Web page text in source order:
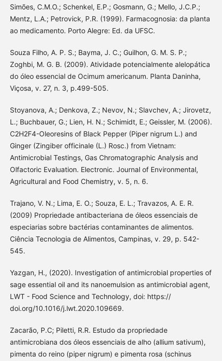
Simões, C.M.O.; Schenkel, E.P.; Gosmann, G.; Mello, J.C.P.;
Mentz, L.A.; Petrovick, P.R. (1999). Farmacognosia: da planta
ao medicamento. Porto Alegre: Ed. da UFSC.
Souza Filho, A. P. S.; Bayma, J. C.; Guilhon, G. M. S. P.;
Zoghbi, M. G. B. (2009). Atividade potencialmente alelopática
do óleo essencial de Ocimum americanum. Planta Daninha,
Viçosa, v. 27, n. 3, p.499-505.
Stoyanova, A.; Denkova, Z.; Nevov, N.; Slavchev, A.; Jirovetz,
L.; Buchbauer, G.; Lien, H. N.; Schimidt, E.; Geissler, M. (2006).
C2H2F4-Oleoresins of Black Pepper (Piper nigrum L.) and
Ginger (Zingiber officinale (L.) Rosc.) from Vietnam:
Antimicrobial Testings, Gas Chromatographic Analysis and
Olfactoric Evaluation. Electronic. Journal of Environmental,
Agricultural and Food Chemistry, v. 5, n. 6.
Trajano, V. N.; Lima, E. O.; Souza, E. L.; Travazos, A. E. R.
(2009) Propriedade antibacteriana de óleos essenciais de
especiarias sobre bactérias contaminantes de alimentos.
Ciência Tecnologia de Alimentos, Campinas, v. 29, p. 542-
545.
Yazgan, H., (2020). Investigation of antimicrobial properties of
sage essential oil and its nanoemulsion as antimicrobial agent,
LWT - Food Science and Technology, doi: https://
doi.org/10.1016/j.lwt.2020.109669.
Zacarão, P.C; Piletti, R.R. Estudo da propriedade
antimicrobiana dos óleos essenciais de alho (allium sativum),
pimenta do reino (piper nigrum) e pimenta rosa (schinus